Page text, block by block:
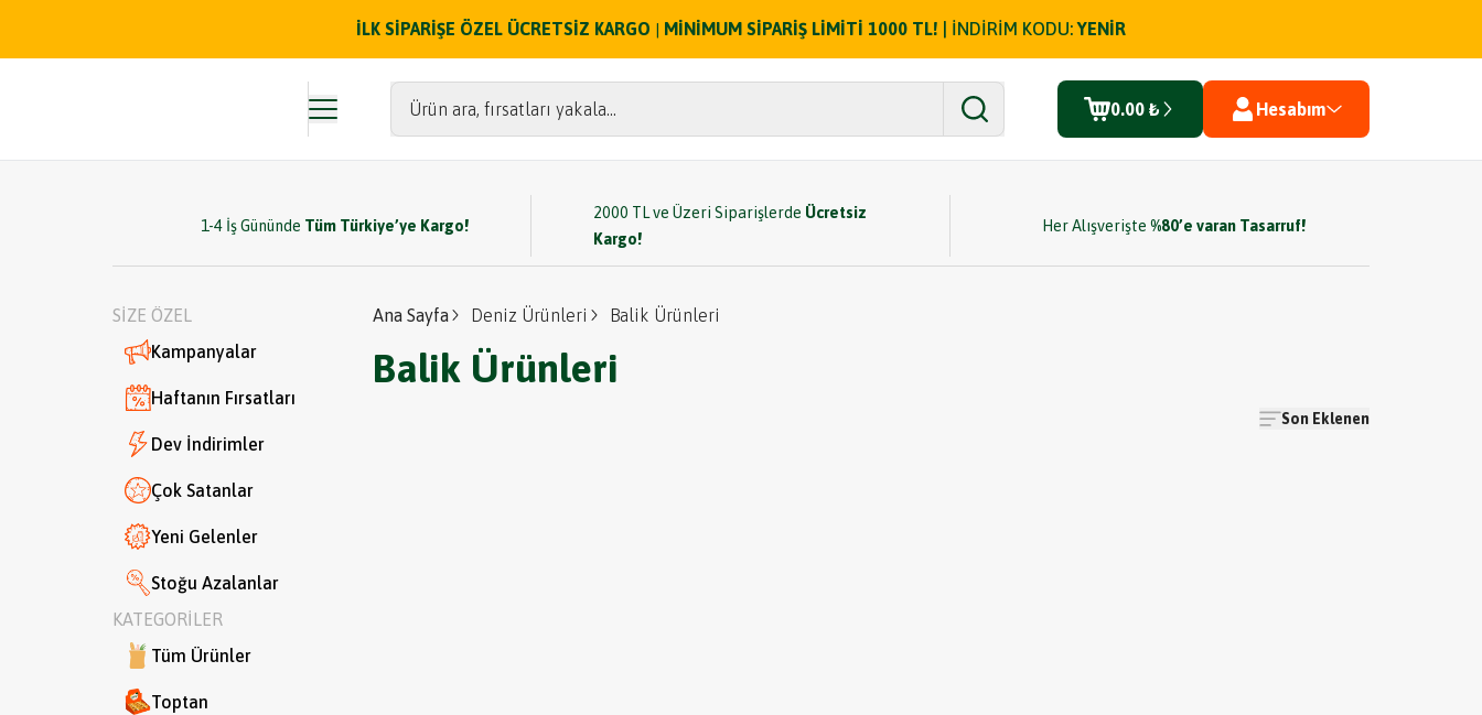
İLK SİPARİŞE ÖZEL ÜCRETSİZ KARGO MİNİMUM SİPARİŞ LİMİTİ 1000 TL! | İNDİRİM KODU:YENİR
Ürün ara, fırsatları yakala... 0.00 ₺ Hesabım
1-4 İş Gününde Tüm Türkiye’ye Kargo!
2000 TL ve Üzeri Siparişlerde Ücretsiz
Kargo!
Her Alışverişte %80’e varan Tasarruf!
SİZE ÖZEL
Kampanyalar
Haftanın Fırsatları
Dev İndirimler
Çok Satanlar
Yeni Gelenler
Stoğu Azalanlar
KATEGORİLER
Tüm Ürünler
Toptan
Ana Sayfa Deniz Ürünleri Balik Ürünleri
Balik Ürünleri
Son Eklenen